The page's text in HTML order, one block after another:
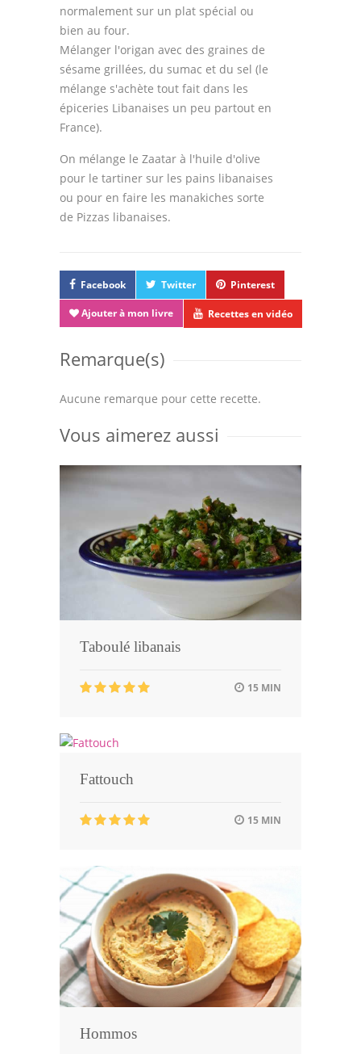
normalement sur un plat spécial ou
bien au four.
Mélanger l'origan avec des graines de
sésame grillées, du sumac et du sel (le
mélange s'achète tout fait dans les
épiceries Libanaises un peu partout en
France).
On mélange le Zaatar à l'huile d'olive
pour le tartiner sur les pains libanaises
ou pour en faire les manakiches sorte
de Pizzas libanaises.
Facebook Twitter Pinterest
Ajouter à mon livre Recettes en vidéo
Remarque(s)
Aucune remarque pour cette recette.
Vous aimerez aussi
Taboulé libanais
15 MIN
Fattouch
15 MIN
Hommos